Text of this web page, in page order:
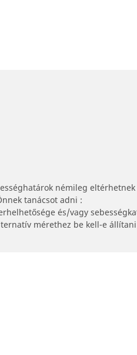
némileg
tanácsot adni :
és/vagy
mérethez be kell-e